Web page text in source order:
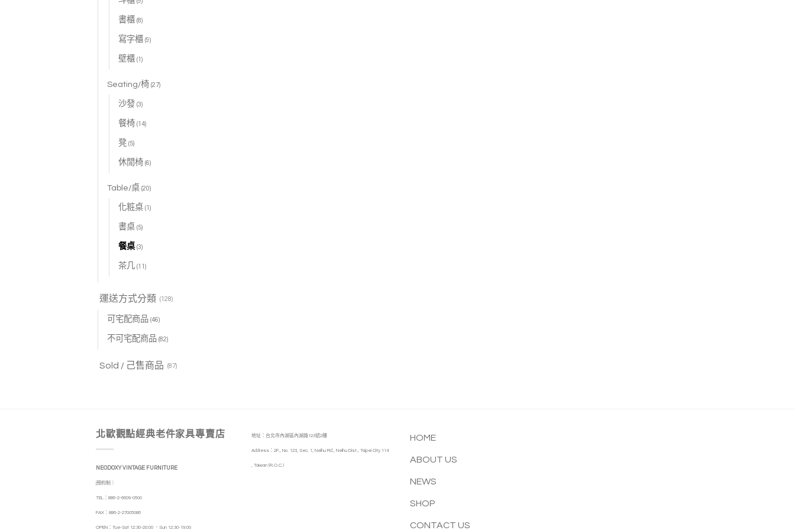
書櫃 (8)
寫字櫃 (9)
壁櫃 (1)
Seating/椅 (27)
沙發 (3)
餐椅 (14)
凳 (5)
休閒椅 (6)
Table/桌 (20)
化粧桌 (1)
書桌 (5)
餐桌 (3)
茶几 (11)
運送方式分類 (128)
可宅配商品 (46)
不可宅配商品 (82)
Sold / 己售商品 (87)
北歐觀點經典老件家具專賣店
NEODOXY VINTAGE FURNITURE
|預約制｜
TEL：886-2-6609-0500
FAX：886-2-27005086
OPEN：Tue-Sat 12:30-20:00 ．Sun 12:30-19:00
地址：台北市內湖區內湖路123號2樓
Address：2F., No. 123, Sec. 1, Neihu Rd., Neihu Dist., Taipei City 114
, Taiwan (R.O.C.)
HOME
ABOUT US
NEWS
SHOP
CONTACT US